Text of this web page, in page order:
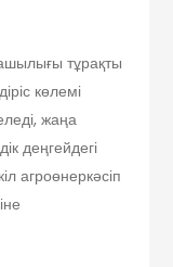
тұрақты
көлемі
жаңа
деңгейдегі
агроөнеркәсіп